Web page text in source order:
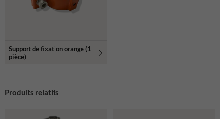
Support de fixation orange (1
pièce)
Produits relatifs